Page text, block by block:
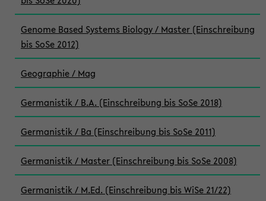
Genome Based Systems Biology / Master (Einschreibung
bis SoSe 2012)
Geographie / Mag
Germanistik / B.A. (Einschreibung bis SoSe 2018)
Germanistik / Ba (Einschreibung bis SoSe 2011)
Germanistik / Master (Einschreibung bis SoSe 2008)
Germanistik / M.Ed. (Einschreibung bis WiSe 21/22)